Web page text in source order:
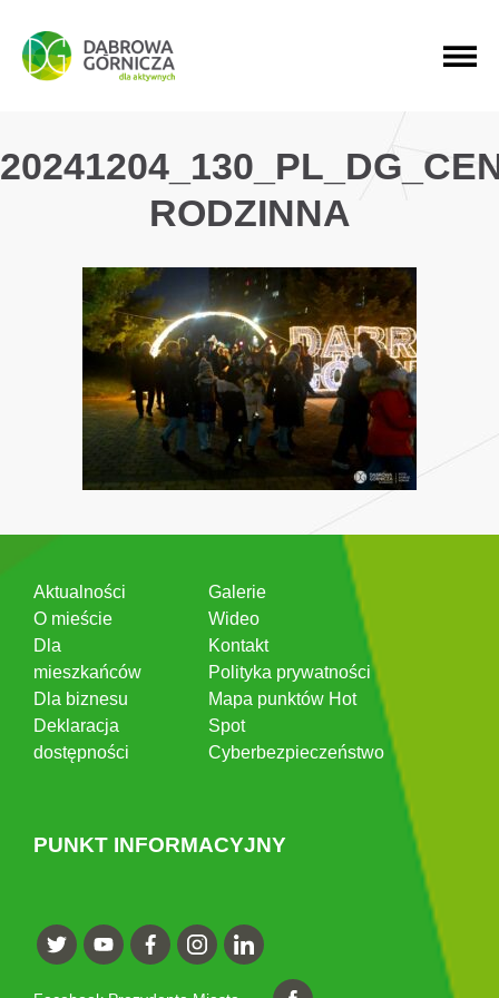
PRZEJDŹ DO MENU GŁÓWNEGO
PRZEJDŹ DO WYSZUKIWARKI
PRZEJDŹ DO TREŚCI
RODZINNA
Aktualności
O mieście
Dla
mieszkańców
Dla biznesu
Deklaracja
dostępności
Galerie
Wideo
Kontakt
Polityka prywatności
Mapa punktów Hot
Spot
Cyberbezpieczeństwo
PUNKT INFORMACYJNY